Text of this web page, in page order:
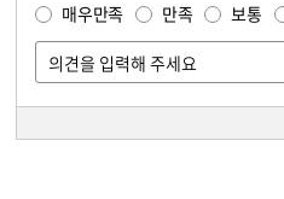
매우만족 만족 보통